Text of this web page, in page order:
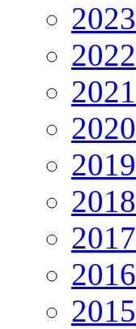
2023
2022
2021
2020
2019
2018
2017
2016
2015